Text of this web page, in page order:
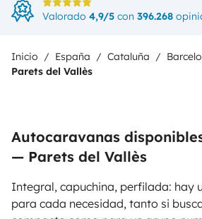
Valorado 4,9/5 con 396.268
Inicio España Cataluña
Parets del Vallès
Autocaravanas
— Parets del Vallès
Integral, capuchina, perfilada: hay
para cada necesidad, tanto si